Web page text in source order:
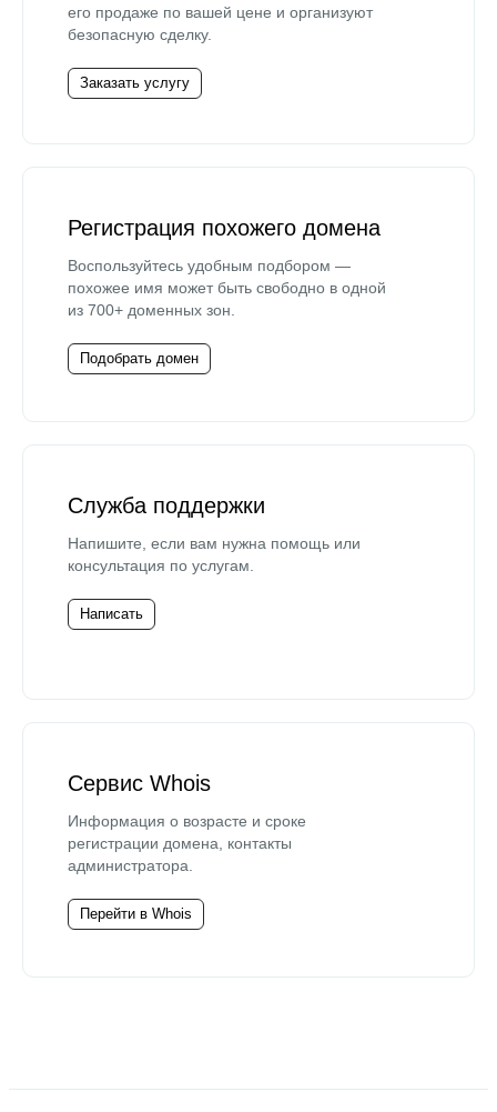
его продаже по вашей цене и организуют
безопасную сделку.
Заказать услугу
Регистрация похожего домена
Воспользуйтесь удобным подбором —
похожее имя может быть свободно в одной
из 700+ доменных зон.
Подобрать домен
Служба поддержки
Напишите, если вам нужна помощь или
консультация по услугам.
Написать
Сервис Whois
Информация о возрасте и сроке
регистрации домена, контакты
администратора.
Перейти в Whois